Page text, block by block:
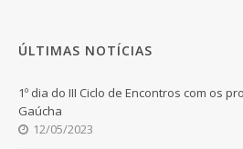
ÚLTIMAS NOTÍCIAS
1º dia do III Ciclo de Encontros com os
Gaúcha
12/05/2023